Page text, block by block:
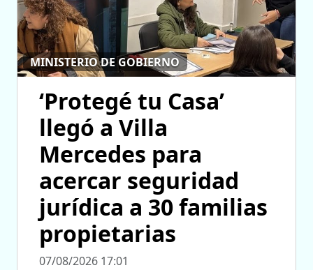
MINISTERIO DE GOBIERNO
‘Protegé tu Casa’
llegó a Villa
Mercedes para
acercar seguridad
jurídica a 30 familias
propietarias
07/08/2026 17:01